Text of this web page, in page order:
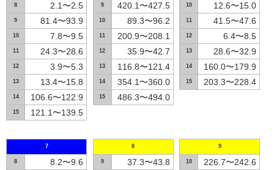
8 2.1〜2.5
9 81.4〜93.9
10 7.8〜9.5
11 24.3〜28.6
12 3.9〜5.3
13 13.4〜15.8
14 106.6〜122.9
15 121.1〜139.5
9 420.1〜427.5
10 89.3〜96.2
11 200.9〜208.1
12 35.9〜42.7
13 116.8〜121.4
14 354.1〜360.0
15 486.3〜494.0
10 12.6〜15.0
11 41.5〜47.6
12 6.4〜8.5
13 28.6〜32.9
14 160.0〜179.9
15 203.3〜228.4
7
8 8.2〜9.6
8
9 37.3〜43.8
9
10 226.7〜242.6